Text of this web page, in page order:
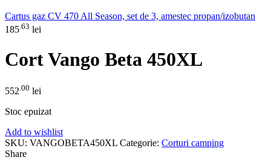
Cartus gaz CV 470 All Season, set de 3, amestec propan/izobutan
185 .63 lei
Cort Vango Beta 450XL
552.00 lei
Stoc epuizat
Add to wishlist
SKU: VANGOBETA450XL Categorie: Corturi camping
Share